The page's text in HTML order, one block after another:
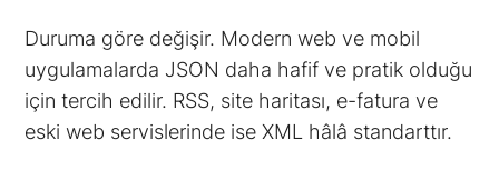
Duruma göre değişir. Modern web ve mobil
uygulamalarda JSON daha hafif ve pratik olduğu
için tercih edilir. RSS, site haritası, e-fatura ve
eski web servislerinde ise XML hâlâ standarttır.